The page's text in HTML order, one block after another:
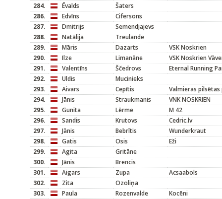
284.
Ēvalds
Šaters
286.
Edvīns
Cifersons
287.
Dmitrijs
Semendjajevs
288.
Natālija
Treulande
289.
Māris Dazarts
VSK Noskrien
290.
Ilze Limanāne
VSK Noskrien
291.
Valentīns Ščedrovs
Eternal Running
292.
Uldis
Mucinieks
293.
Aivars Cepītis
Valmieras pilsētas
294.
Jānis Straukmanis
VNK NOSKRIEN
295.
Gunita Lērme
M 42
296.
Sandis Krutovs
Cedric.lv
297.
Jānis Bebrītis
Wunderkraut
298.
Gatis Osis
Eži
299.
Agita
Gritāne
300.
Jānis
Brencis
301.
Aigars Zupa
Acsaabols
302.
Zita
Ozoliņa
303.
Paula Rozenvalde
Kocēni